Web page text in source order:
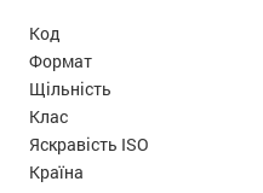
Код
Формат
Щільність
Клас
Яскравість ISO
Країна